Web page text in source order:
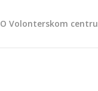
O Volonterskom centru